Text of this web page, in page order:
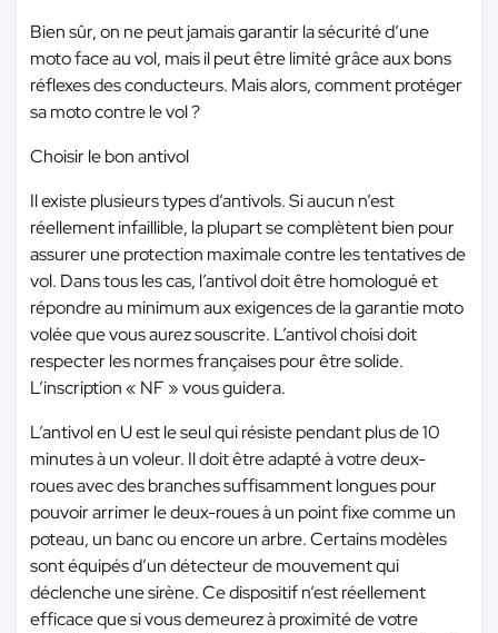
Bien sûr, on ne peut jamais garantir la sécurité d’une
moto face au vol, mais il peut être limité grâce aux bons
réflexes des conducteurs. Mais alors, comment protéger
sa moto contre le vol ?
Choisir le bon antivol
Il existe plusieurs types d’antivols. Si aucun n’est
réellement infaillible, la plupart se complètent bien pour
assurer une protection maximale contre les tentatives de
vol. Dans tous les cas, l’antivol doit être homologué et
répondre au minimum aux exigences de la garantie moto
volée que vous aurez souscrite. L’antivol choisi doit
respecter les normes françaises pour être solide.
L’inscription « NF » vous guidera.
L’antivol en U est le seul qui résiste pendant plus de 10
minutes à un voleur. Il doit être adapté à votre deux-
roues avec des branches suffisamment longues pour
pouvoir arrimer le deux-roues à un point fixe comme un
poteau, un banc ou encore un arbre. Certains modèles
sont équipés d’un détecteur de mouvement qui
déclenche une sirène. Ce dispositif n’est réellement
efficace que si vous demeurez à proximité de votre